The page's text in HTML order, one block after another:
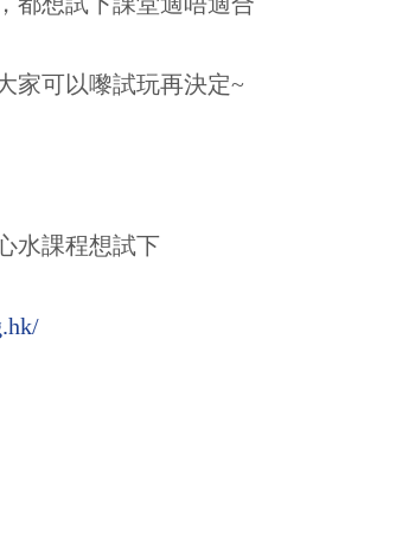
家可以嚟試玩再決定~
水課程想試下